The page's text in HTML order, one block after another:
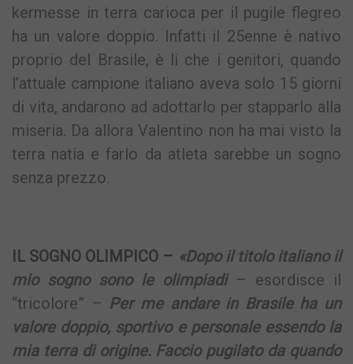
kermesse in terra carioca per il pugile flegreo
ha un valore doppio. Infatti il 25enne è nativo
proprio del Brasile, è li che i genitori, quando
l’attuale campione italiano aveva solo 15 giorni
di vita, andarono ad adottarlo per stapparlo alla
miseria. Da allora Valentino non ha mai visto la
terra natia e farlo da atleta sarebbe un sogno
senza prezzo.
IL SOGNO OLIMPICO – «Dopo il titolo italiano il
mio sogno sono le olimpiadi– esordisce il
“tricolore” – Per me andare in Brasile ha un
valore doppio, sportivo e personale essendo la
mia terra di origine. Faccio pugilato da quando